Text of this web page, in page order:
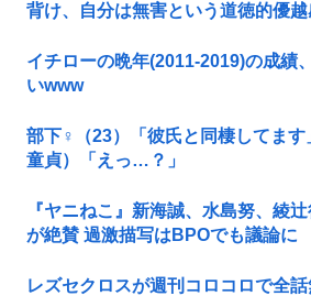
背け、自分は無害という道徳的優
イチローの晩年(2011-2019)の成績
いwww
部下♀（23）「彼氏と同棲してます
童貞）「えっ…？」
『ヤニねこ』新海誠、水島努、綾
が絶賛 過激描写はBPOでも議論に
レズセクロスが週刊コロコロで全